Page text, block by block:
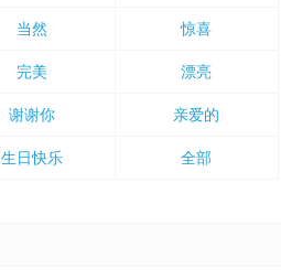
当然 惊喜
完美 漂亮
谢谢你 亲爱的
生日快乐 全部